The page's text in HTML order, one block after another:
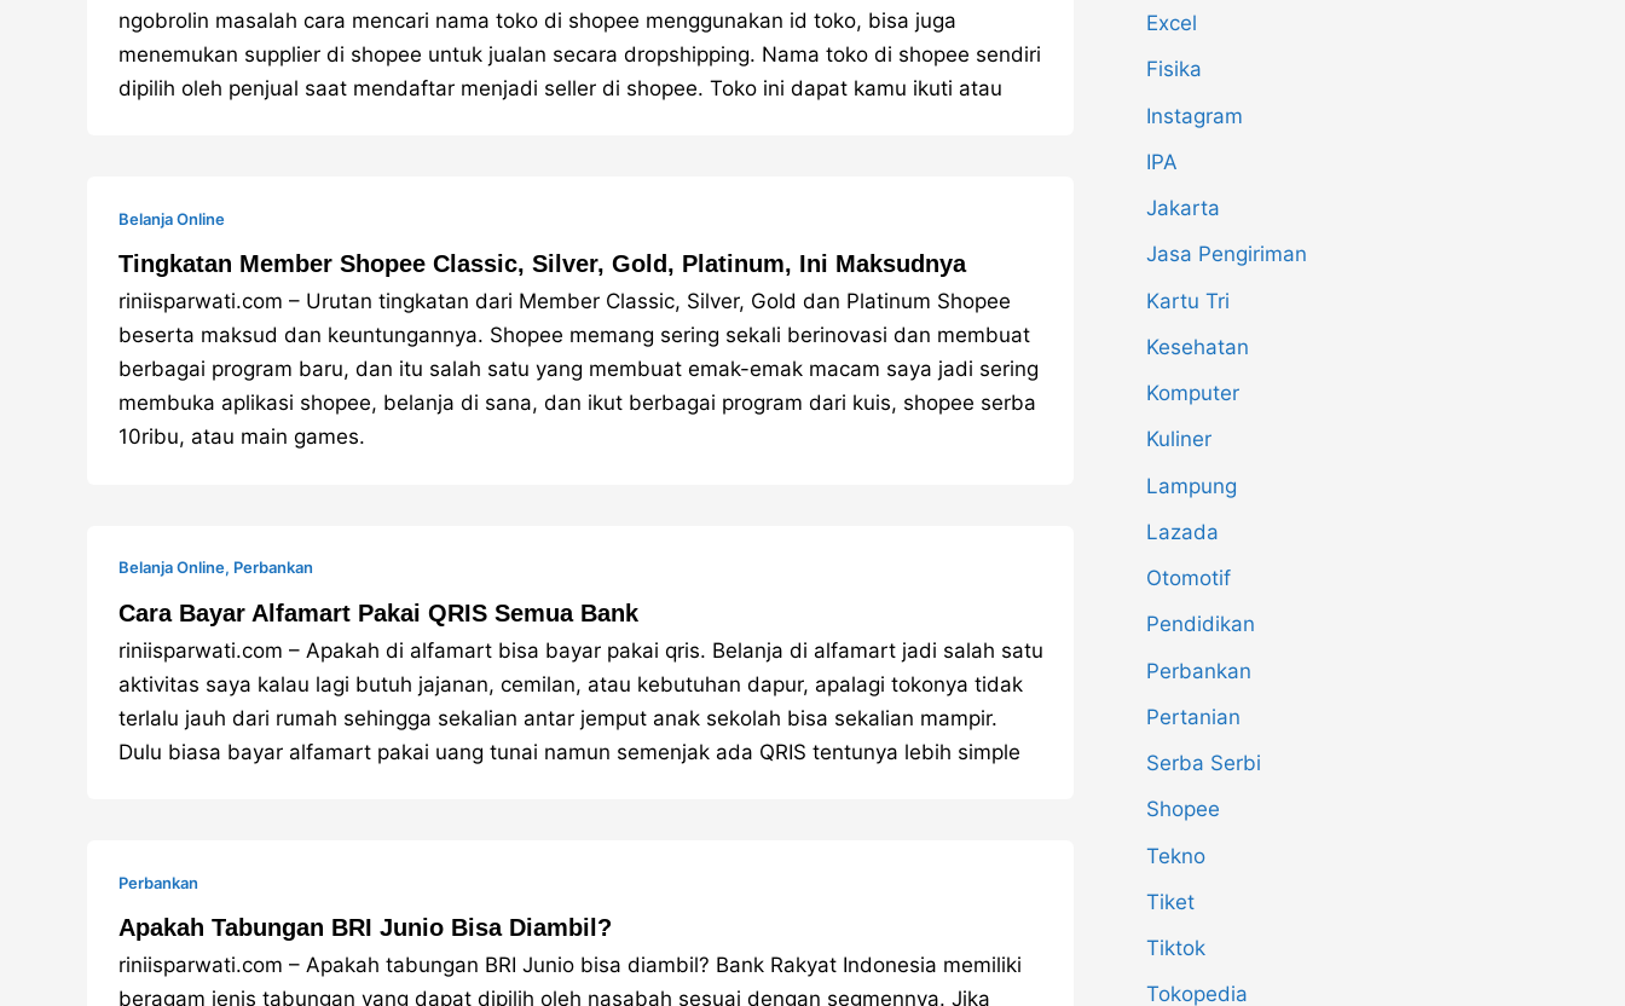
ngobrolin masalah cara mencari nama toko di shopee menggunakan id toko, bisa juga
menemukan supplier di shopee untuk jualan secara dropshipping. Nama toko di shopee sendiri
dipilih oleh penjual saat mendaftar menjadi seller di shopee. Toko ini dapat kamu ikuti atau
Belanja Online
Tingkatan Member Shopee Classic, Silver, Gold, Platinum, Ini Maksudnya
riniisparwati.com – Urutan tingkatan dari Member Classic, Silver, Gold dan Platinum Shopee
beserta maksud dan keuntungannya. Shopee memang sering sekali berinovasi dan membuat
berbagai program baru, dan itu salah satu yang membuat emak-emak macam saya jadi sering
membuka aplikasi shopee, belanja di sana, dan ikut berbagai program dari kuis, shopee serba
10ribu, atau main games.
Belanja Online, Perbankan
Cara Bayar Alfamart Pakai QRIS Semua Bank
riniisparwati.com – Apakah di alfamart bisa bayar pakai qris. Belanja di alfamart jadi salah satu
aktivitas saya kalau lagi butuh jajanan, cemilan, atau kebutuhan dapur, apalagi tokonya tidak
terlalu jauh dari rumah sehingga sekalian antar jemput anak sekolah bisa sekalian mampir.
Dulu biasa bayar alfamart pakai uang tunai namun semenjak ada QRIS tentunya lebih simple
Perbankan
Apakah Tabungan BRI Junio Bisa Diambil?
riniisparwati.com – Apakah tabungan BRI Junio bisa diambil? Bank Rakyat Indonesia memiliki
beragam jenis tabungan yang dapat dipilih oleh nasabah sesuai dengan segmennya. Jika
Excel
Fisika
Instagram
IPA
Jakarta
Jasa Pengiriman
Kartu Tri
Kesehatan
Komputer
Kuliner
Lampung
Lazada
Otomotif
Pendidikan
Perbankan
Pertanian
Serba Serbi
Shopee
Tekno
Tiket
Tiktok
Tokopedia